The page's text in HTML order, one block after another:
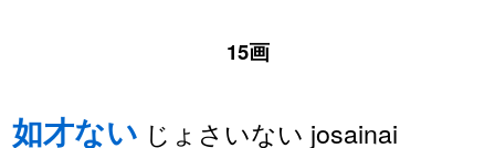
15画
如才ない じょさいない josainai